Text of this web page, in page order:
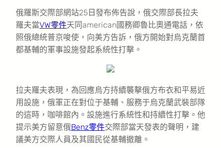
俄羅斯交際部網站25日發布佈告說，俄交際部長拉夫
羅夫當VW零件天同american國務卿魯比奧通電話，依
照俄總統普京唆使，向美方告訴，俄方開始對烏克蘭首
都基輔的軍事設施發起系統性打擊。
拉夫羅夫表現，為回應烏方持續襲擊俄方布衣和平易近
用設施，俄軍正在對位于基輔、服務于烏克蘭武裝部隊
的這時，咖啡館內。設施進行系統性和持續性打擊。他
提示美方留意俄Benz零件交際部當天發表的聲明，建
議美方交際人員及其國民從基輔撤離。